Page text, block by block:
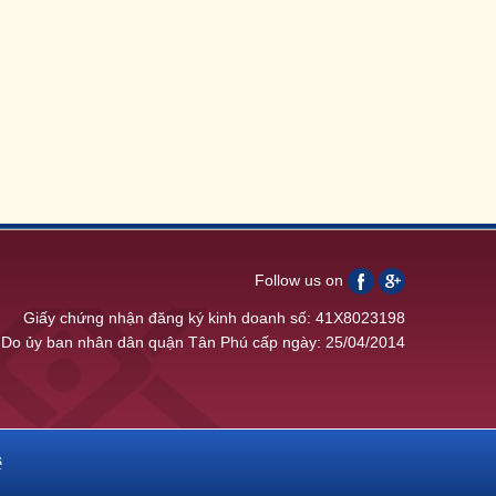
Follow us on
Giấy chứng nhận đăng ký kinh doanh số: 41X8023198
Do ủy ban nhân dân quận Tân Phú cấp ngày: 25/04/2014